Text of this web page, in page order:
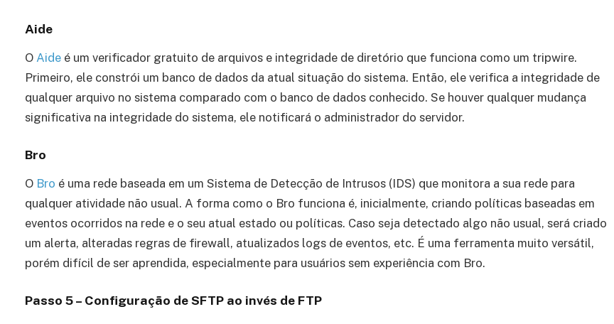
Aide
O Aide é um verificador gratuito de arquivos e integridade de diretório que funciona como um tripwire.
Primeiro, ele constrói um banco de dados da atual situação do sistema. Então, ele verifica a integridade de
qualquer arquivo no sistema comparado com o banco de dados conhecido. Se houver qualquer mudança
significativa na integridade do sistema, ele notificará o administrador do servidor.
Bro
O Bro é uma rede baseada em um Sistema de Detecção de Intrusos (IDS) que monitora a sua rede para
qualquer atividade não usual. A forma como o Bro funciona é, inicialmente, criando políticas baseadas em
eventos ocorridos na rede e o seu atual estado ou políticas. Caso seja detectado algo não usual, será criado
um alerta, alteradas regras de firewall, atualizados logs de eventos, etc. É uma ferramenta muito versátil,
porém difícil de ser aprendida, especialmente para usuários sem experiência com Bro.
Passo 5 – Configuração de SFTP ao invés de FTP